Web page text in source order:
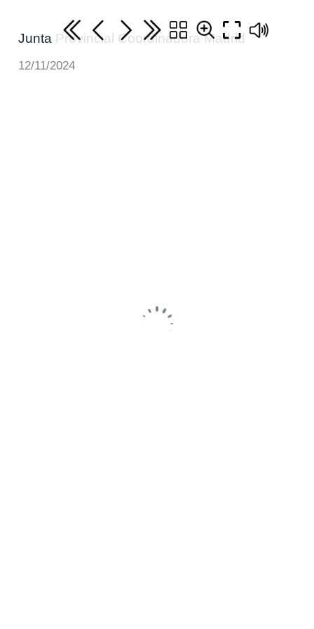
Junta Provincial Coordinadora Madrid
12/11/2024